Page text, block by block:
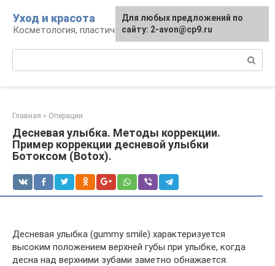
контенту
Уход и красота
Косметология, пластическая хирургия, уход
Главная » Операции
Десневая улыбка. Методы коррекции.
Пример коррекции десневой улыбки
Ботоксом (Botox).
Десневая улыбка (gummy smile) характеризуется
высоким положением верхней губы при улыбке, когда
десна над верхними зубами заметно обнажается.
Для любых предложений по
сайту: 2-avon@cp9.ru